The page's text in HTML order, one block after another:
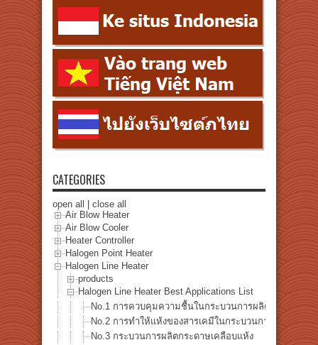
CATEGORIES
open all
close all
Air Blow Heater
Air Blow Cooler
Heater Controller
Halogen Point Heater
Halogen Line Heater
products
Halogen Line Heater Best Applications List
No.1 การควบคุมความชื้นในกระบวนการผลิตกระดาษ
No.2 การทำให้แห้งของสารเคมีในกระบวนการผลิตกระด
No.3 กระบวนการผลิตกระดาษเคลือบแห้ง